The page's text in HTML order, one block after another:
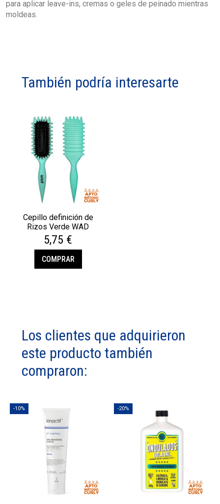
para aplicar leave-ins, cremas o geles de peinado mientras
moldeas.
También podría interesarte
Cepillo definición de
Rizos Verde WAD
5,75 €
COMPRAR
Los clientes que adquirieron
este producto también
compraron:
-10% -20%